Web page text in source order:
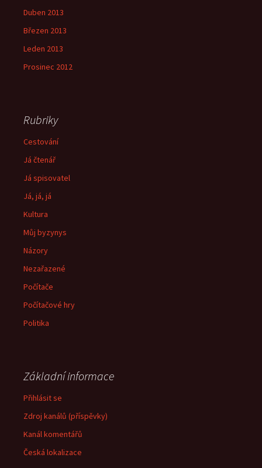
Duben 2013
Březen 2013
Leden 2013
Prosinec 2012
Rubriky
Cestování
Já čtenář
Já spisovatel
Já, já, já
Kultura
Můj byzynys
Názory
Nezařazené
Počítače
Počítačové hry
Politika
Základní informace
Přihlásit se
Zdroj kanálů (příspěvky)
Kanál komentářů
Česká lokalizace